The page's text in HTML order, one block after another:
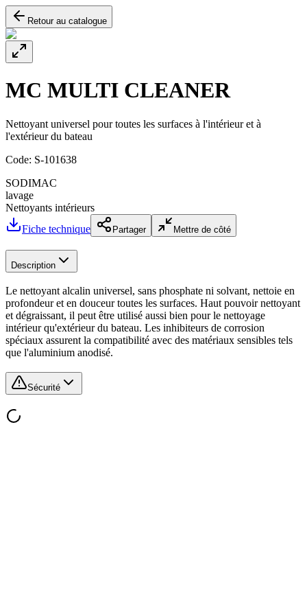
Retour au catalogue
MC MULTI CLEANER
Nettoyant universel pour toutes les surfaces à l'intérieur et à
l'extérieur du bateau
Code: S-101638
SODIMAC
lavage
Nettoyants intérieurs
Fiche technique
Partager Mettre de côté
Description
Le nettoyant alcalin universel, sans phosphate ni solvant, nettoie en
profondeur et en douceur toutes les surfaces. Haut pouvoir nettoyant
et dégraissant, il peut être utilisé aussi bien pour le nettoyage
intérieur qu'extérieur du bateau. Les inhibiteurs de corrosion
spéciaux assurent la compatibilité avec des matériaux sensibles tels
que l'aluminium anodisé.
Sécurité